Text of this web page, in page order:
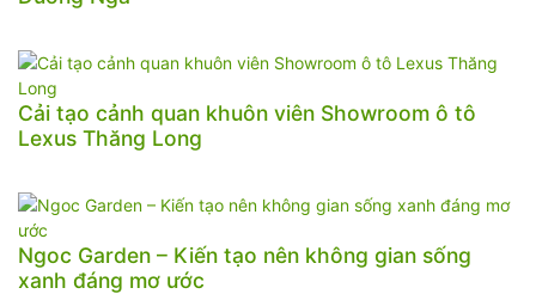
Cải tạo cảnh quan khuôn viên Showroom ô tô
Lexus Thăng Long
Ngoc Garden – Kiến tạo nên không gian sống
xanh đáng mơ ước